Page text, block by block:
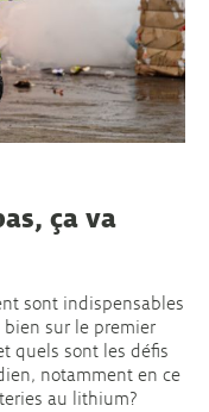
ça va
sont indispensables
bien sur le premier
quels sont les défis
notamment en ce
au lithium?